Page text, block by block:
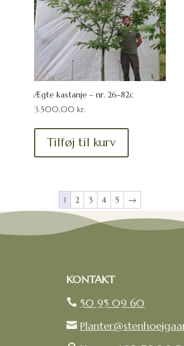
Ægte kastanje – nr. 26-82c
3.500,00 kr.
Tilføj til kurv
1 2 3 4 5 →
KONTAKT
 50 95 09 60
